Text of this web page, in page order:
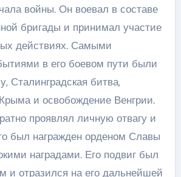
войны. Он воевал в составе
бригады и принимал участие
действиях. Самыми
в его боевом пути были
Сталинградская битва,
и освобождение Венгрии.
проявлял личную отвагу и
был награжден орденом Славы
наградами. Его подвиг был
и отразился на его дальнейшей